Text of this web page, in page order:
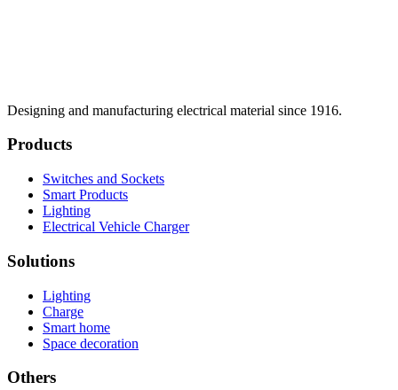
Designing and manufacturing electrical material since 1916.
Products
Switches and Sockets
Smart Products
Lighting
Electrical Vehicle Charger
Solutions
Lighting
Charge
Smart home
Space decoration
Others